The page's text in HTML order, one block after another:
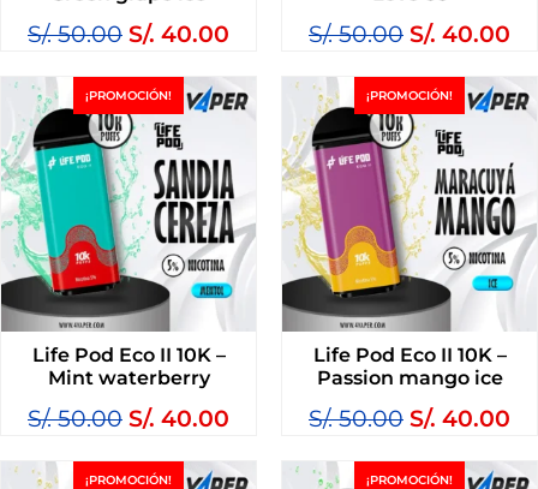
S/.50.00 S/. 40.00 S/.50.00 S/. 40.00
¡PROMOCIÓN!
Life Pod Eco II 10K –
Mint waterberry
S/.50.00 S/. 40.00
¡PROMOCIÓN!
Life Pod Eco II 10K –
Passion mango ice
S/.50.00 S/. 40.00
¡PROMOCIÓN! ¡PROMOCIÓN!